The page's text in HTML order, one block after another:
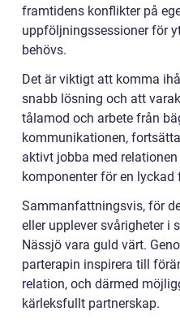
framtidens konflikter på
uppföljningssessioner för
behövs.
Det är viktigt att komma
snabb lösning och att
tålamod och arbete från
kommunikationen,
aktivt jobba med
komponenter för en lyckad
Sammanfattningsvis, för
eller upplever svårigheter i
Nässjö vara guld värt.
parterapin inspirera till
relation, och därmed
kärleksfullt partnerskap.